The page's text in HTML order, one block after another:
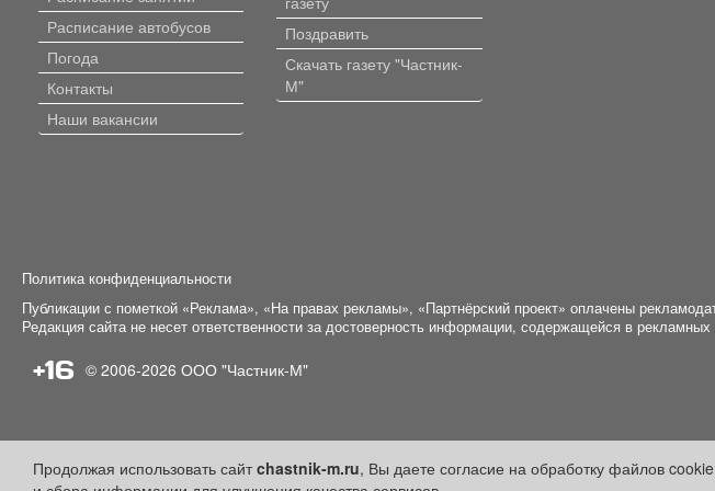
Продолжая использовать сайтchastnik-m.ru, Вы даете согласие на обработку файлов
Расписание автобусов
Погода
Контакты
Наши вакансии
Поздравить
Скачать газету "Частник-
М"
Политика конфиденциальности
Публикации с пометкой «Реклама», «На правах рекламы», «Партнёрский проект» оплачены
Редакция сайта не несет ответственности за достоверность информации, содержащейся в
+16 © 2006-2026 ООО "Частник-М"